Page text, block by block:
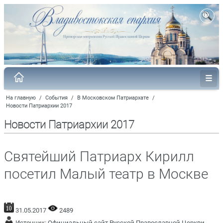
На главную / События / В Московском Патриархате /
Новости Патриархии 2017
Новости Патриархии 2017
Святейший Патриарх Кирилл
посетил Малый театр в Москве
31.05.2017
2489